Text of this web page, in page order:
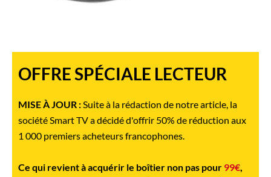
OFFRE SPÉCIALE LECTEUR
MISE À JOUR : Suite à la rédaction de notre article, la
société Smart TV a décidé d'offrir 50% de réduction aux
1 000 premiers acheteurs francophones.
Ce qui revient à acquérir le boîtier non pas pour 99€